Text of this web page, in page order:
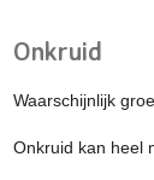
Onkruid
Waarschijnlijk
Onkruid kan heel